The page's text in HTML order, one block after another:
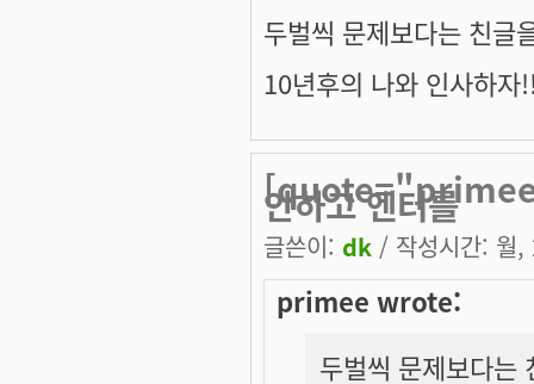
두벌씩 문제보다는 친글
10년후의 나와 인사하자
안하고 엔터를
글쓴이: dk / 작성시간: 월
primee wrote:
두벌씩 문제보다는